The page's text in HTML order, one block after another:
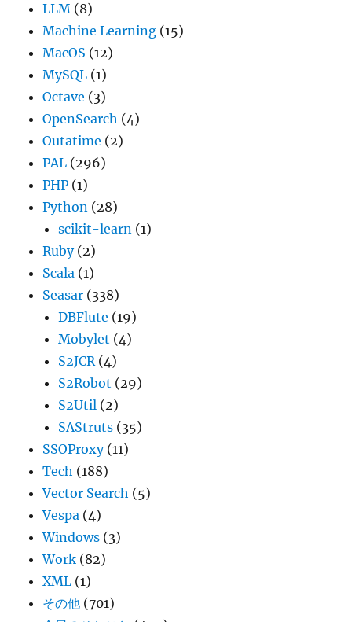
LLM (8)
Machine Learning (15)
MacOS (12)
MySQL (1)
Octave (3)
OpenSearch (4)
Outatime (2)
PAL (296)
PHP (1)
Python (28)
scikit-learn (1)
Ruby(2)
Scala (1)
Seasar (338)
DBFlute (19)
Mobylet (4)
S2JCR(4)
S2Robot (29)
S2Util (2)
SAStruts (35)
SSOProxy(11)
Tech (188)
Vector Search (5)
Vespa (4)
Windows (3)
Work (82)
XML (1)
その他 (701)